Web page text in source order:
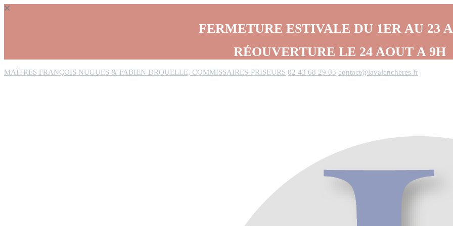
FERMETURE ESTIVALE DU 1ER AU 23
RÉOUVERTURE LE 24 AOUT A 9H
MAÎTRES FRANÇOIS NUGUES & FABIEN DROUELLE, COMMISSAIRES-PRISEURS 02 43 68 29 03 contact@lavalencheres.fr
Panneau de gestion des cookies